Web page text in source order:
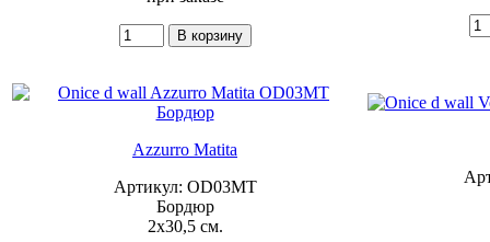
Azzurro Matita
Артикул: OD03MT
Бордюр
2x30,5 см.